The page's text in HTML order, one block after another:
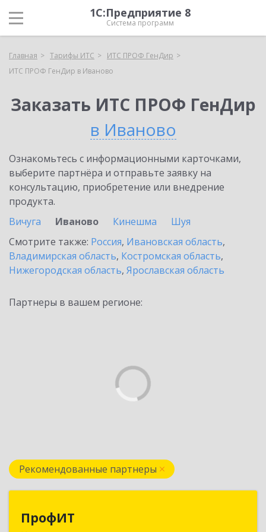
1С:Предприятие 8
Система программ
Главная Тарифы ИТС
ИТС ПРОФ ГенДир
ИТС ПРОФ ГенДир в Иваново
Заказать ИТС ПРОФ ГенДир
в Иваново
Ознакомьтесь с информационными карточками,
выберите партнёра и отправьте заявку на
консультацию, приобретение или внедрение
продукта.
Вичуга
Иваново Кинешма
Шуя
Смотрите также: Россия, Ивановская область,
Владимирская область, Костромская область,
Нижегородская область, Ярославская область
Партнеры в вашем регионе:
Рекомендованные партнеры
ПрофИТ